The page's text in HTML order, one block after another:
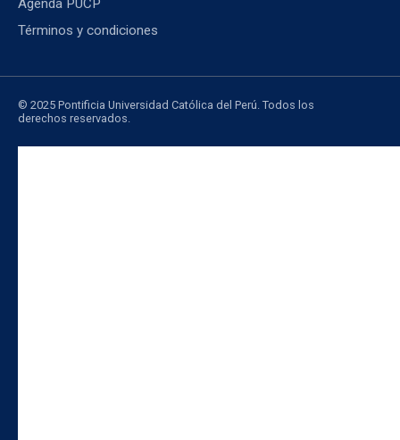
Agenda PUCP
Términos y condiciones
© 2025 Pontificia Universidad Católica del Perú. Todos los
derechos reservados.